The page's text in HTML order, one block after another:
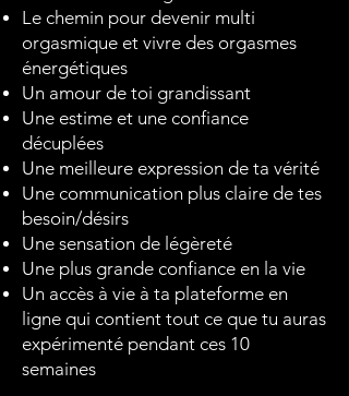
Le chemin pour devenir multi
orgasmique et vivre des orgasmes
énergétiques
Un amour de toi grandissant
Une estime et une confiance
décuplées
Une meilleure expression de ta vérité
Une communication plus claire de tes
besoin/désirs
Une sensation de légèreté
Une plus grande confiance en la vie
Un accès à vie à ta plateforme en
ligne qui contient tout ce que tu auras
expérimenté pendant ces 10
semaines